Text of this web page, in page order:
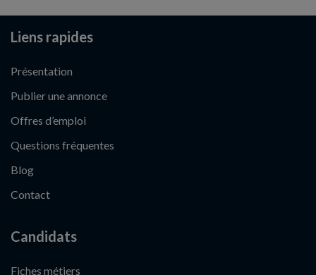
Liens rapides
Présentation
Publier une annonce
Offres d’emploi
Questions fréquentes
Blog
Contact
Candidats
Fiches métiers